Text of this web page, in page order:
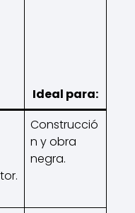
Ideal para:
Construcció
n y obra
negra.